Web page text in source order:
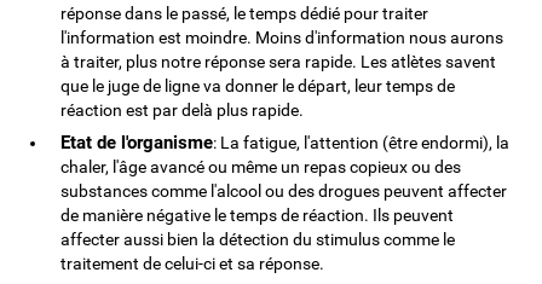
réponse dans le passé, le temps dédié pour traiter
l'information est moindre. Moins d'information nous aurons
à traiter, plus notre réponse sera rapide. Les atlètes savent
que le juge de ligne va donner le départ, leur temps de
réaction est par delà plus rapide.
Etat de l'organisme: La fatigue, l'attention (être endormi), la
chaler, l'âge avancé ou même un repas copieux ou des
substances comme l'alcool ou des drogues peuvent affecter
de manière négative le temps de réaction. Ils peuvent
affecter aussi bien la détection du stimulus comme le
traitement de celui-ci et sa réponse.